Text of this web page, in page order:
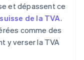
et dépassent ce
de la TVA.
comme des
y verser la TVA